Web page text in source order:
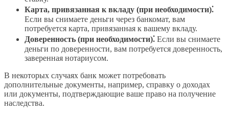
Карта, привязанная к вкладу (при необходимости)⁚
Если вы снимаете деньги через банкомат, вам
потребуется карта, привязанная к вашему вкладу.
Доверенность (при необходимости)⁚ Если вы снимаете
деньги по доверенности, вам потребуется доверенность,
заверенная нотариусом.
В некоторых случаях банк может потребовать
дополнительные документы, например, справку о доходах
или документы, подтверждающие ваше право на получение
наследства.